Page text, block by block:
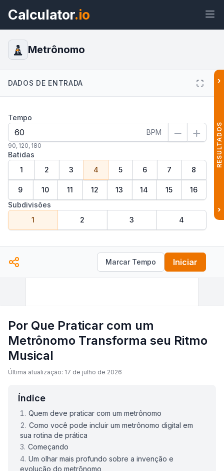
Calculator.io
Metrônomo
DADOS DE ENTRADA
Tempo
BPM
90, 120, 180
Batidas
1
2 3 4 5 6 7 8
9 10 11 12 13 14 15
16
Subdivisões
1
2 3 4
Marcar Tempo Iniciar
›
RESULTADOS
›
Por Que Praticar com um
Metrônomo Transforma seu Ritmo
Musical
Última atualização: 17 de julho de 2026
Índice
Quem deve praticar com um metrônomo
Como você pode incluir um metrônomo digital em
sua rotina de prática
Começando
Um olhar mais profundo sobre a invenção e
evolução do metrônomo